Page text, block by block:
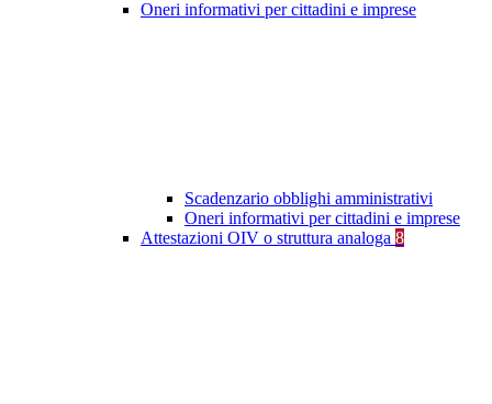
Oneri informativi per cittadini e imprese
Scadenzario obblighi amministrativi
Oneri informativi per cittadini e imprese
Attestazioni OIV o struttura analoga 8